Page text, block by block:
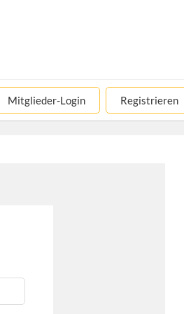
Mitglieder-Login Registrieren